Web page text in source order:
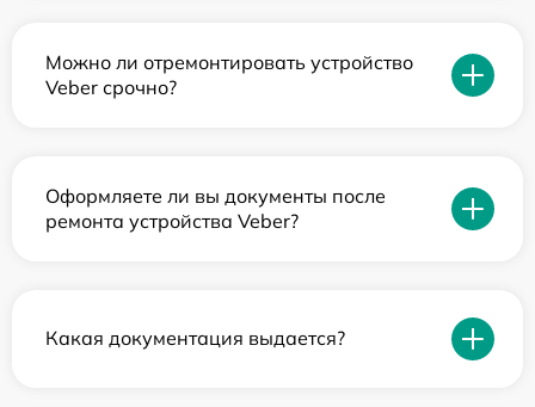
Можно ли отремонтировать устройство
Veber срочно?
Оформляете ли вы документы после
ремонта устройства Veber?
Какая документация выдается?